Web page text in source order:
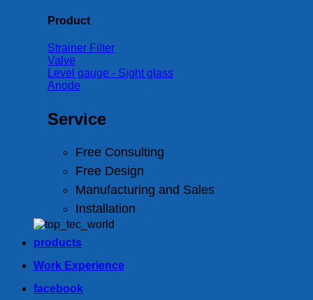
Product
Strainer Filter
Valve
Level gauge - Sight glass
Anode
Service
Free Consulting
Free Design
Manufacturing and Sales
Installation
products
Work Experience
facebook